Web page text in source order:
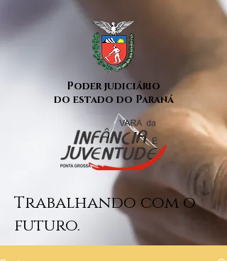
Poder judiciário
do estado do Paraná
Trabalhando com o
futuro.